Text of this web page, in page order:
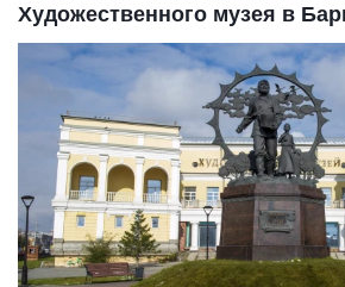
Художественного музея в